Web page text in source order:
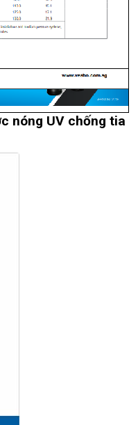
nóng UV chống tia